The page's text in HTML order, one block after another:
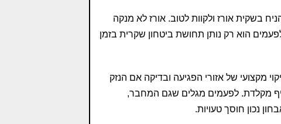
בשקית אורז ולקוות לטוב. אורז לא מנקה
הוא רק נותן תחושת ביטחון שקרית בזמן
מקצועי של אזורי הפגיעה ובדיקה אם הנזק
מקלדת. לפעמים מגלים שגם המחבר,
נכון חוסך טעויות.